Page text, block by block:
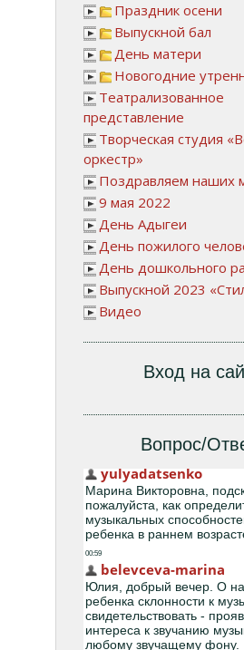
Праздник осени
Выпускной бал
День матери
Новогодние
Театрализованное
представление
Творческая студия
оркестр»
Поздравляем наших
9 мая 2022
День Адыгеи
День пожилого
День дошкольного
Выпускной 2023
Видео
Вход на
Вопрос/